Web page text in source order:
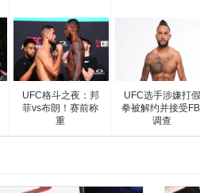
UFC格斗之夜：邦
菲vs布朗！赛前称
重
UFC选手涉嫌打假
拳被解约并接受FBI
调查